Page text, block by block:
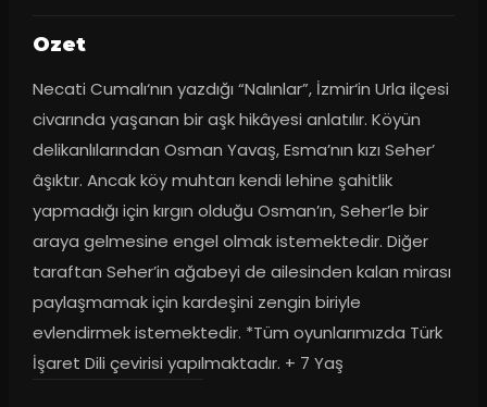
Ozet
Necati Cumalı‘nın yazdığı “Nalınlar”, İzmir‘in Urla ilçesi
civarında yaşanan bir aşk hikâyesi anlatılır. Köyün
delikanlılarından Osman Yavaş, Esma’nın kızı Seher’
âşıktır. Ancak köy muhtarı kendi lehine şahitlik
yapmadığı için kırgın olduğu Osman’ın, Seher’le bir
araya gelmesine engel olmak istemektedir. Diğer
taraftan Seher’in ağabeyi de ailesinden kalan mirası
paylaşmamak için kardeşini zengin biriyle
evlendirmek istemektedir. *Tüm oyunlarımızda Türk
İşaret Dili çevirisi yapılmaktadır. + 7 Yaş